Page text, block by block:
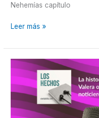
Nehemías capítulo
Leer más »
Podcast
La
Historia
de